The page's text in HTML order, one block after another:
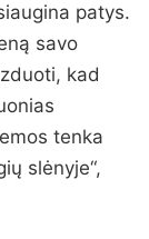
patys.
savo
kad
tenka
slėnyje“,